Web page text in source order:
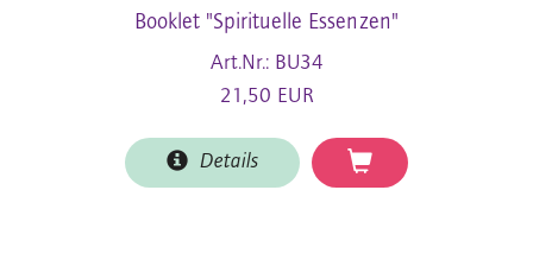
Booklet "Spirituelle Essenzen"
Art.Nr.: BU34
21,50 EUR
Details